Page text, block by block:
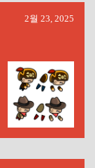
2월 23, 2025